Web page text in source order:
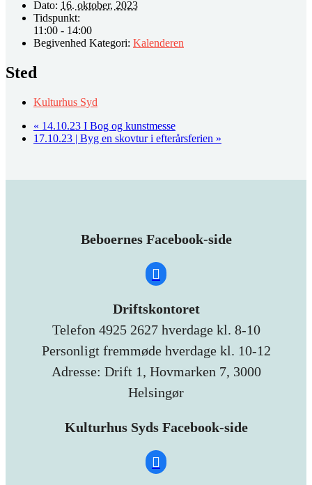
Dato: 16. oktober, 2023
Tidspunkt:
11:00 - 14:00
Begivenhed Kategori: Kalenderen
Sted
Kulturhus Syd
« 14.10.23 I Bog og kunstmesse
17.10.23 | Byg en skovtur i efterårsferien »
Beboernes Facebook-side
Driftskontoret
Telefon 4925 2627 hverdage kl. 8-10
Personligt fremmøde hverdage kl. 10-12
Adresse: Drift 1, Hovmarken 7, 3000
Helsingør
Kulturhus Syds Facebook-side